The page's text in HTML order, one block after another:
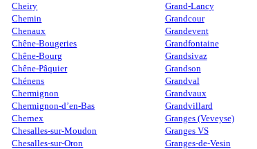
Cheiry
Chemin
Chenaux
Chêne-Bougeries
Chêne-Bourg
Chêne-Pâquier
Chénens
Chermignon
Chermignon-d’en-Bas
Chernex
Chesalles-sur-Moudon
Chesalles-sur-Oron
Grand-Lancy
Grandcour
Grandevent
Grandfontaine
Grandsivaz
Grandson
Grandval
Grandvaux
Grandvillard
Granges (Veveyse)
Granges VS
Granges-de-Vesin